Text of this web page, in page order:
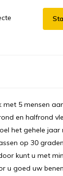
met 5 mensen
en halfrond
het gehele jaar
op 30
kunt u met
u goed uw